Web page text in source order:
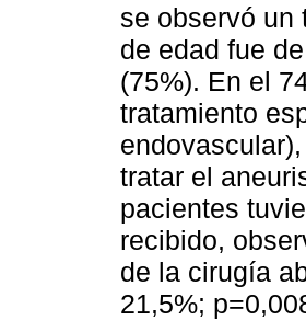
se observó un
de edad fue
(75%). En el
tratamiento
tratar el
pacientes
recibido,
de la cirugía
21,5%;